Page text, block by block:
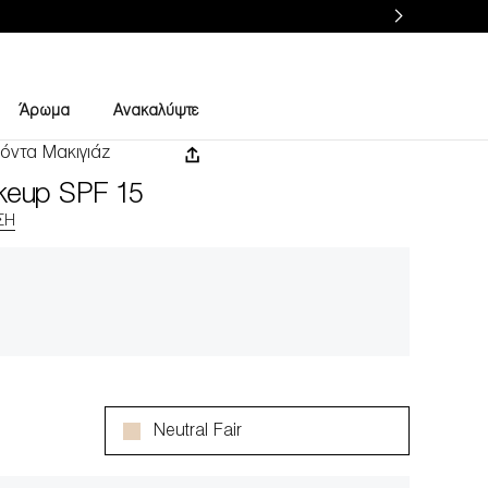
Άρωμα Ανακαλύψτε
Μακιγιάζ
SPF 15
Neutral Fair